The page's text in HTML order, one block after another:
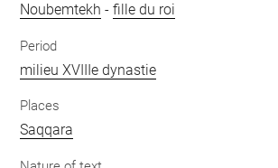
Noubemtekh -fille du roi
Period
milieu XVIIIe dynastie
Places
Saqqara